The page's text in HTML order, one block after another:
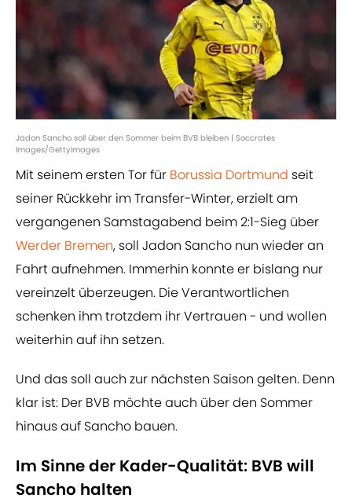
Jadon Sancho soll über den Sommer beim BVB bleiben | Soccrates
Images/GettyImages
Mit seinem ersten Tor für Borussia Dortmund seit
seiner Rückkehr im Transfer-Winter, erzielt am
vergangenen Samstagabend beim 2:1-Sieg über
Werder Bremen, soll Jadon Sancho nun wieder an
Fahrt aufnehmen. Immerhin konnte er bislang nur
vereinzelt überzeugen. Die Verantwortlichen
schenken ihm trotzdem ihr Vertrauen - und wollen
weiterhin auf ihn setzen.
Und das soll auch zur nächsten Saison gelten. Denn
klar ist: Der BVB möchte auch über den Sommer
hinaus auf Sancho bauen.
Im Sinne der Kader-Qualität: BVB will
Sancho halten